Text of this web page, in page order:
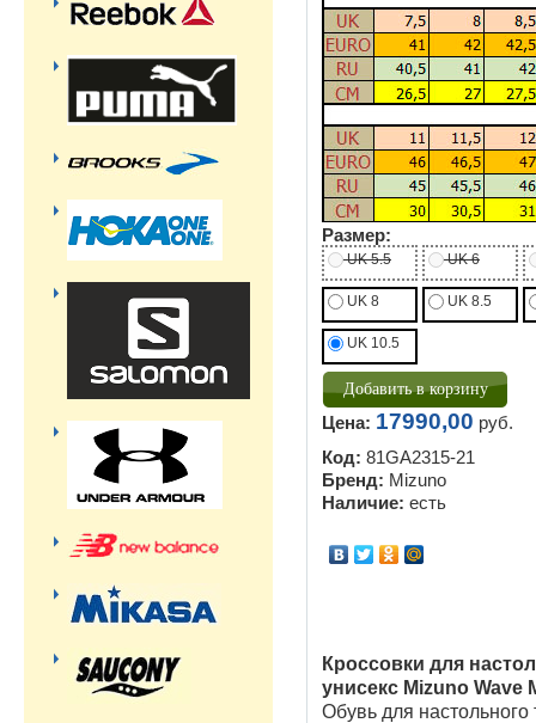
Размер:
UK 5.5 UK 6
UK 8 UK 8.5
UK 10.5
Цена: 17990,00 руб.
Код: 81GA2315-21
Бренд: Mizuno
Наличие: есть
Кроссовки для
унисекс Mizuno Wave
Обувь для